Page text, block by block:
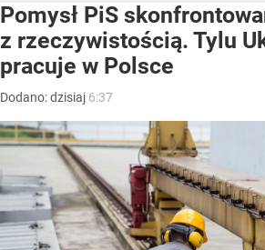
Pomysł PiS
z rzeczywistością. Tylu
pracuje w Polsce
Dodano:dzisiaj 6:37